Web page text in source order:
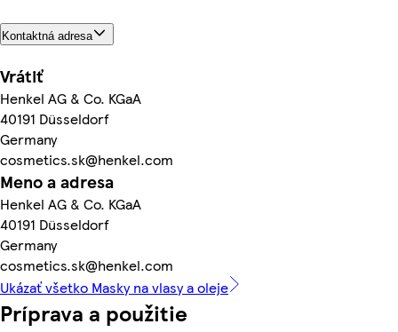
Kontaktná adresa
Vrátiť
Henkel AG & Co. KGaA
40191 Düsseldorf
Germany
cosmetics.sk@henkel.com
Meno a adresa
Henkel AG & Co. KGaA
40191 Düsseldorf
Germany
cosmetics.sk@henkel.com
Ukázať všetko Masky na vlasy a oleje
Príprava a použitie